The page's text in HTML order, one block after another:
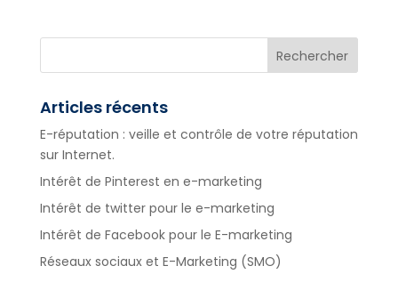
Articles récents
E-réputation : veille et contrôle de votre réputation
sur Internet.
Intérêt de Pinterest en e-marketing
Intérêt de twitter pour le e-marketing
Intérêt de Facebook pour le E-marketing
Réseaux sociaux et E-Marketing (SMO)